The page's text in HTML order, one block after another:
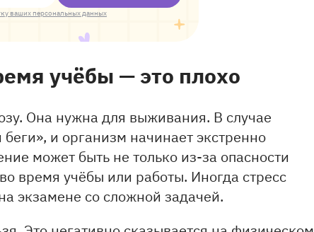
ваших персональных данных
учёбы — это плохо
Она нужна для выживания. В случае
и организм начинает экстренно
может быть не только из-за опасности
время учёбы или работы. Иногда стресс
экзамене со сложной задачей.